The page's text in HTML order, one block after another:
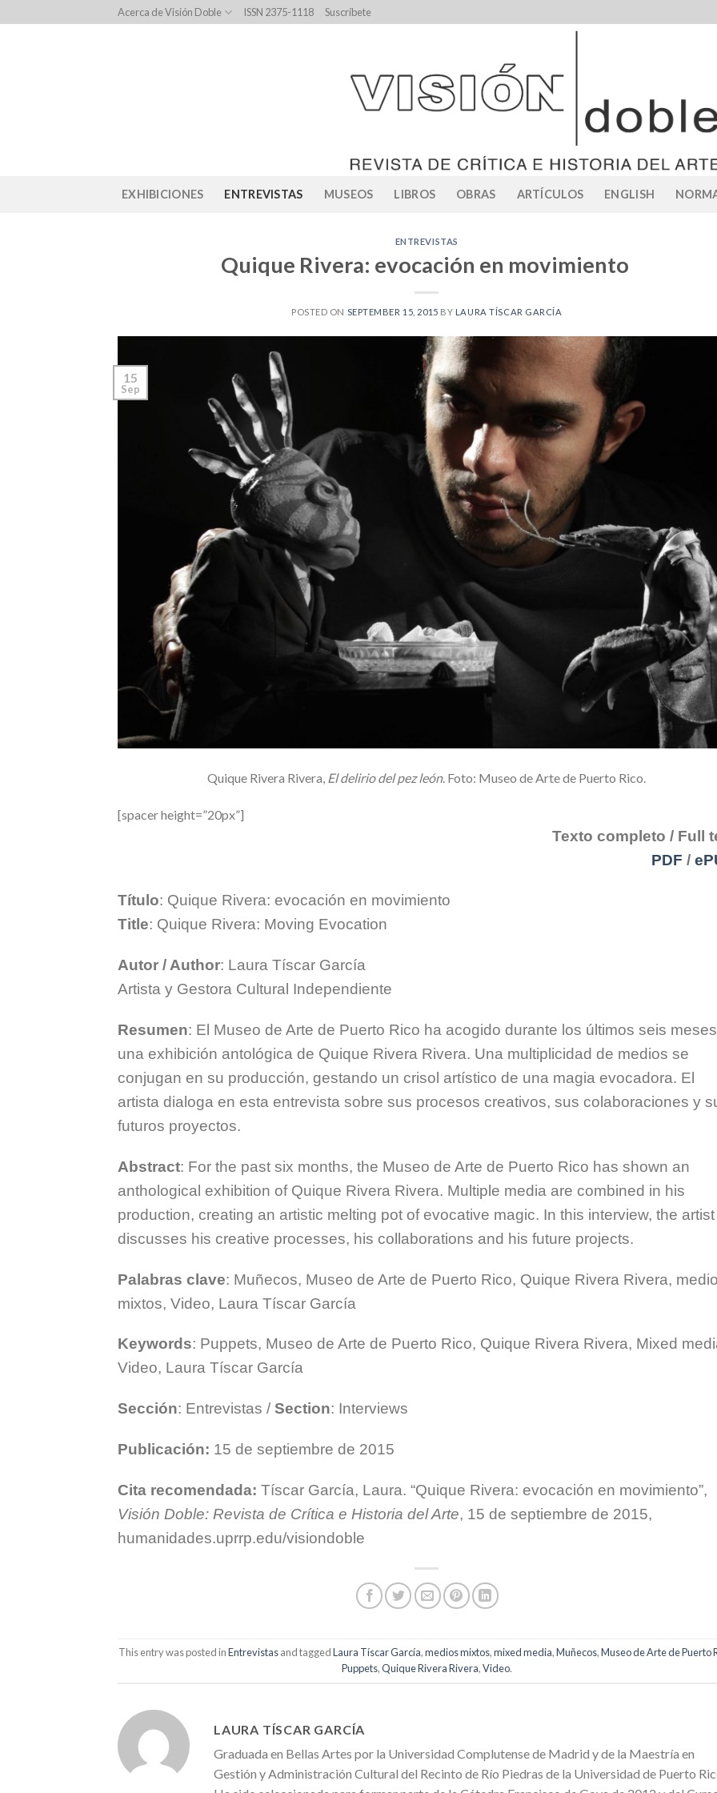
to
Acerca de Visión Doble ISSN 2375-1118 Suscríbete
EXHIBICIONES ENTREVISTAS MUSEOS LIBROS OBRAS ARTÍCULOS ENGLISH
ENTREVISTAS
Quique Rivera: evocación en movimiento
POSTED ON SEPTEMBER 15, 2015 BY LAURA TÍSCAR GARCÍA
15
Sep
Quique Rivera Rivera, El delirio del pez león. Foto: Museo de Arte de Puerto Rico.
[spacer height=”20px”]
Texto completo / Full
PDF /
Título: Quique Rivera: evocación en movimiento
Title: Quique Rivera: Moving Evocation
Autor / Author: Laura Tíscar García
Artista y Gestora Cultural Independiente
Resumen: El Museo de Arte de Puerto Rico ha acogido durante los últimos seis meses
una exhibición antológica de Quique Rivera Rivera. Una multiplicidad de medios se
conjugan en su producción, gestando un crisol artístico de una magia evocadora. El
artista dialoga en esta entrevista sobre sus procesos creativos, sus colaboraciones y
futuros proyectos.
Abstract: For the past six months, the Museo de Arte de Puerto Rico has shown an
anthological exhibition of Quique Rivera Rivera. Multiple media are combined in his
production, creating an artistic melting pot of evocative magic. In this interview, the artist
discusses his creative processes, his collaborations and his future projects.
Palabras clave: Muñecos, Museo de Arte de Puerto Rico, Quique Rivera Rivera,
mixtos, Video, Laura Tíscar García
Keywords: Puppets, Museo de Arte de Puerto Rico, Quique Rivera Rivera, Mixed
Video, Laura Tíscar García
Sección: Entrevistas / Section: Interviews
Publicación: 15 de septiembre de 2015
Cita recomendada: Tíscar García, Laura. “Quique Rivera: evocación en movimiento”,
Visión Doble: Revista de Crítica e Historia del Arte, 15 de septiembre de 2015,
humanidades.uprrp.edu/visiondoble
This entry was posted inEntrevistasand taggedLaura Tíscar García,medios mixtos,mixed media,Muñecos,Museo de Arte de Puerto
Puppets,Quique Rivera Rivera,Video.
LAURA TÍSCAR GARCÍA
Graduada en Bellas Artes por la Universidad Complutense de Madrid y de la Maestría en
Gestión y Administración Cultural del Recinto de Río Piedras de la Universidad de Puerto